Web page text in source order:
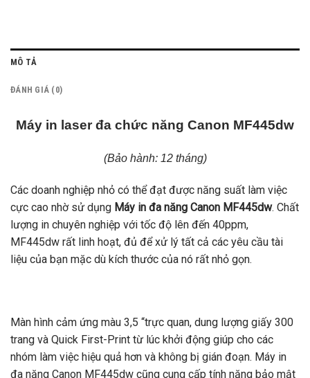
MÔ TẢ
ĐÁNH GIÁ (0)
Máy in laser đa chức năng Canon MF445dw
(Bảo hành: 12 tháng)
Các doanh nghiệp nhỏ có thể đạt được năng suất làm việc
cực cao nhờ sử dụng Máy in đa năng Canon MF445dw. Chất
lượng in chuyên nghiệp với tốc độ lên đến 40ppm,
MF445dw rất linh hoạt, đủ để xử lý tất cả các yêu cầu tài
liệu của bạn mặc dù kích thước của nó rất nhỏ gọn.
Màn hình cảm ứng màu 3,5 “trực quan, dung lượng giấy 300
trang và Quick First-Print từ lúc khởi động giúp cho các
nhóm làm việc hiệu quả hơn và không bị gián đoạn. Máy in
đa năng Canon MF445dw cũng cung cấp tính năng bảo mật